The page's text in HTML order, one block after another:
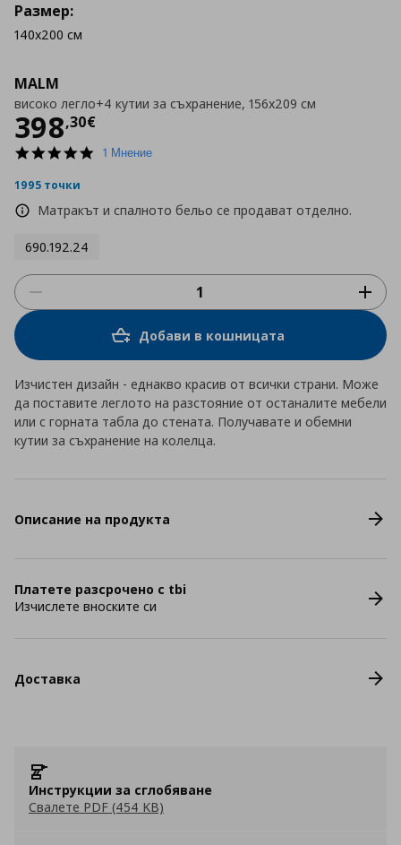
MALM
високо легло+4 кутии за съхранение, 156x209 см
398,30€
Цена398,30 €
5.01 Мнение
1995 точки
Матракът и спалното бельо се продават отделно.
690.192.24
Размер:
140x200 см
Добави в кошницата
Изчистен дизайн - еднакво красив от всички страни. Може
да поставите леглото на разстояние от останалите мебели
или с горната табла до стената. Получавате и обемни
кутии за съхранение на колелца.
Описание на продукта
Платете разсрочено с tbi
Изчислете вноските си
Доставка
Инструкции за сглобяване
Свалете PDF (454 KB)